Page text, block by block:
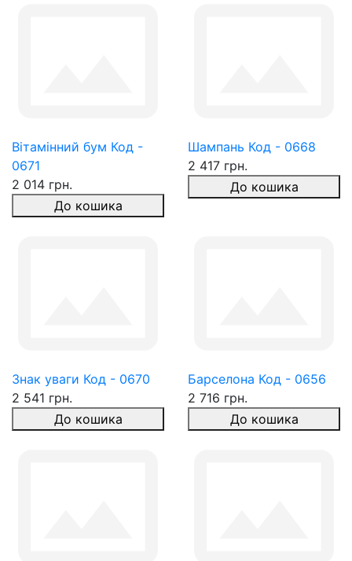
Вітамінний бум Код -
0671
2 014 грн.
До кошика
Шампань Код - 0668
2 417 грн.
До кошика
Знак уваги Код - 0670
2 541 грн.
До кошика
Барселона Код - 0656
2 716 грн.
До кошика